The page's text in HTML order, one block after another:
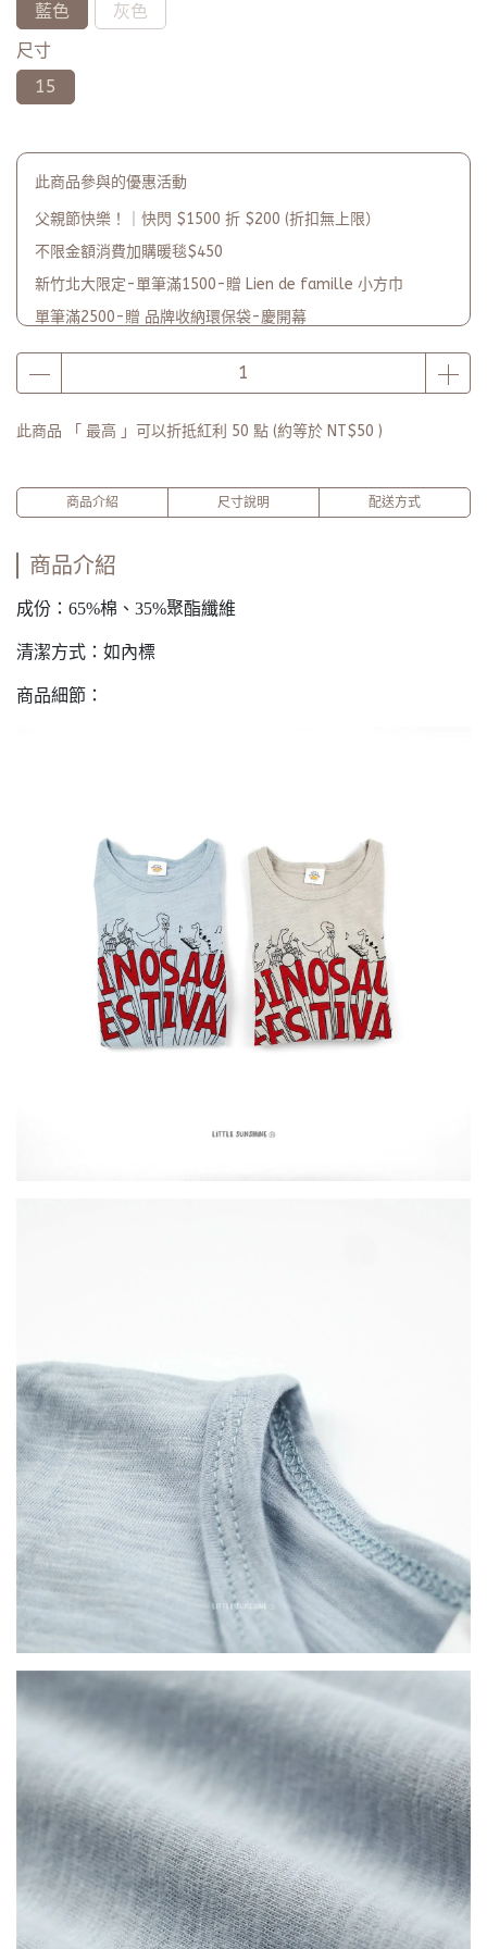
藍色
灰色
尺寸
15
此商品參與的優惠活動
父親節快樂！｜快閃 $1500 折 $200 (折扣無上限）
不限金額消費加購暖毯$450
新竹北大限定-單筆滿1500-贈 Lien de famille 小方巾
單筆滿2500-贈 品牌收納環保袋-慶開幕
品牌2週年PARTY單筆滿$5000-贈【品牌多功能披肩暖毯】(數
量有限送完為止)
此商品 「 最高 」可以折抵紅利 50 點 (約等於 NT$50 )
商品介紹 尺寸說明 配送方式
商品介紹
成份：65%棉、35%聚酯纖維
清潔方式：如內標
商品細節：